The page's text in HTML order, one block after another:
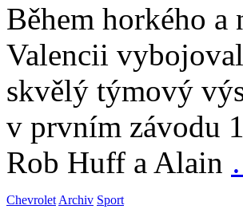
Během horkého
Valencii
skvělý týmový
v prvním závodu
Rob Huff a Alain
Chevrolet Archiv Sport